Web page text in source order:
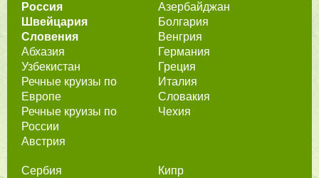
Россия
Швейцария
Словения
Абхазия
Узбекистан
Речные круизы по
Европе
Речные круизы по
России
Австрия
Азербайджан
Болгария
Венгрия
Германия
Греция
Италия
Словакия
Чехия
Сербия
Кипр